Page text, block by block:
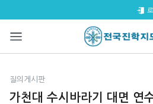
가천대 수시바라
질의게시판
가천대 수시바라기 대면 연